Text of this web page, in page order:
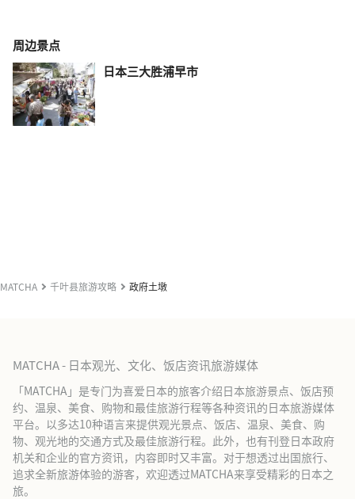
周边景点
日本三大胜浦早市
MATCHA 千叶县旅游攻略 政府土墩
MATCHA - 日本观光、文化、饭店资讯旅游媒体
「MATCHA」是专门为喜爱日本的旅客介绍日本旅游景点、饭店预
约、温泉、美食、购物和最佳旅游行程等各种资讯的日本旅游媒体
平台。以多达10种语言来提供观光景点、饭店、温泉、美食、购
物、观光地的交通方式及最佳旅游行程。此外，也有刊登日本政府
机关和企业的官方资讯，内容即时又丰富。对于想透过出国旅行、
追求全新旅游体验的游客，欢迎透过MATCHA来享受精彩的日本之
旅。